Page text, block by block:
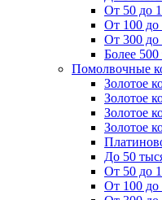
От 50 до
От 100 до
От 300 до
Более 500
Помолвочные
Золотое
Золотое
Золотое
Золотое
До 50
От 50 до
От 100 до